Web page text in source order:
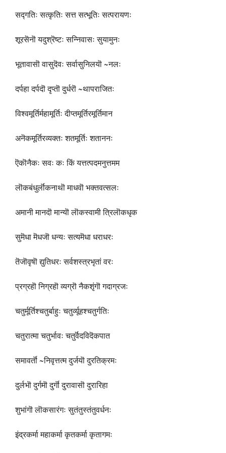
सद्गतिः सत्कृतिः सत्त सत्भूतिः सत्परायणः
शूरसॆनॊ यदुश्रॆष्टः सन्निवासः सुयामुनः
भूतावासॊ वासुदॆवः सर्वासुनिलयॊ ~नलः
दर्पहा दर्पदॊ दृप्तॊ दुर्धरॊ ~थापराजितः
विश्वमूर्तिर्महामूर्तिः दीप्तमूर्तिरमूर्तिमान
अनॆकमूर्तिरव्यक्तः शतमूर्तिः शताननः
ऎकॊनैकः सवः कः किं यत्तत्पदमनुत्तमम
लॊकबंधुर्लॊकनाथॊ माधवॊ भक्तवत्सलः
अमानी मानदॊ मान्यॊ लॊकस्वामी त्रिलॊकधृक
सुमॆधा मॆधजॊ धन्यः सत्यमॆधा धराधरः
तॆजॊवृषॊ द्युतिधरः सर्वशस्त्रभृतां वरः
प्रग्रहॊ निग्रहॊ व्यग्रॊ नैकशृंगॊ गदाग्रजः
चतुर्मूर्तिश्चतुर्बाहुः चतुर्व्यूहश्चतुर्गतिः
चतुरात्मा चतुर्भावः चतुर्वॆदविदॆकपात
समावर्तॊ ~निवृत्तत्म दुर्जयॊ दुरतिक्रमः
दुर्लभॊ दुर्गमॊ दुर्गॊ दुरावासॊ दुरारिहा
शुभांगॊ लॊकसारंगः सुतंतुस्तंतुवर्धनः
इंद्रकर्मा महाकर्मा कृतकर्मा कृतागमः